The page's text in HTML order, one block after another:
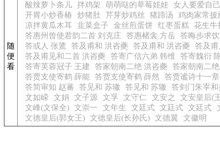
随
便
看
酸辣萝卜条儿 拌鸡架 萌萌哒的草莓娃娃
女人要爱自
开胃小炒香椿
炒猪肚 芹芽炒鸡丝 猪蹄汤
鸡肉家常披
凉拌黄瓜木耳
韭菜盒子 金丝煎蛋饼 红枣蛋糕
花生牛
答惠州曾使君韵二首 刘克庄
答惠楮衾 方岳
答晦步求
答或人 张鷟
答及甫和 洪咨夔 答及甫和 洪咨夔
答及
答及甫见和二首 洪咨夔
答寄广信六弟 韩维
答寄魏衍
答寄芙蓉冠子 王建
答家朝南二绝 洪咨夔
答家朝南二
答贾支使寄鹤 薛能
答贾支使寄鹤 薛然
答贾谧诗十一
答简审知 赵蕃
答见和 苏辙 答见和 苏辙
答剑门朱宰
文如嵘
文娟 文子源 文孚 文守仁 文安之
文安皇后(
文峰(文保全) 文崇一 文年生 文廷式 文廷式 文廷式
文德皇后(郭女王) 文德皇后(长孙氏) 文德翼 文徽明